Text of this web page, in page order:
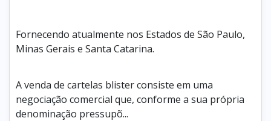
Fornecendo atualmente nos Estados de São Paulo,
Minas Gerais e Santa Catarina.
A venda de cartelas blister consiste em uma
negociação comercial que, conforme a sua própria
denominação pressupõ...